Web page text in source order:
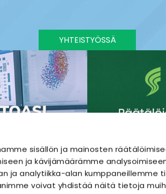
sisällön ja mainosten
ja kävijämäärämme
ja analytiikka-alan kumppaneillemme
voivat yhdistää näitä tietoja
YHTEISTYÖSSÄ